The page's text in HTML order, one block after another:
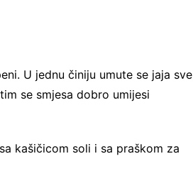
U jednu činiju umute se jaja sve
se smjesa dobro umijesi
kašičicom soli i sa praškom za